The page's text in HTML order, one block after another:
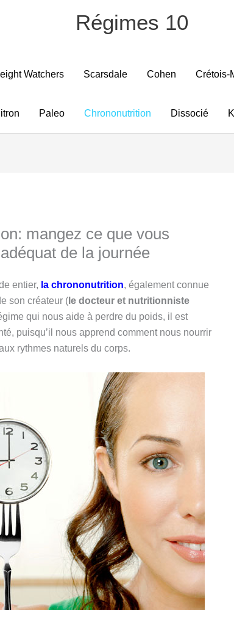
Régimes 10
Watchers Scarsdale Cohen Crétois-
Paleo Chrononutrition Dissocié
mangez ce que vous
de la journée
entier, lachrononutrition, également connue
son créateur (le docteur et nutritionniste
qui nous aide à perdre du poids, il est
puisqu’il nous apprend comment nous nourrir
rythmes naturels du corps.